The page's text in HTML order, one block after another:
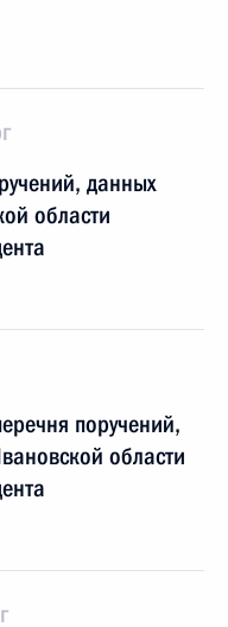
данных
области
поручений,
области